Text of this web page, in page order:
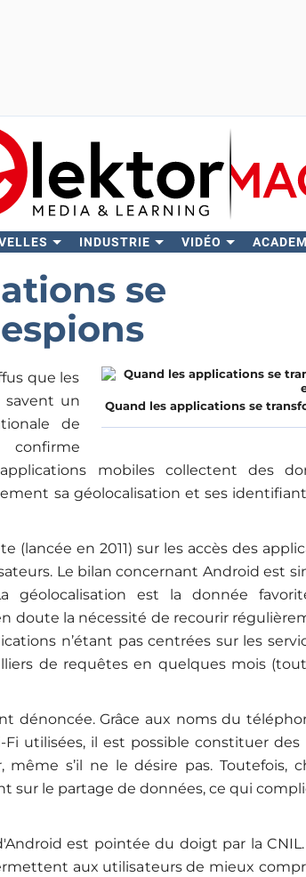
INDUSTRIE VIDÉO
se
Quand les applications se
que les
savent un
de
mobiles collectent des
sa géolocalisation et ses
(lancée en 2011) sur les accès des
Le bilan concernant Android est
géolocalisation est la donnée
doute la nécessité de recourir
n’étant pas centrées sur les
de requêtes en quelques mois
dénoncée. Grâce aux noms du
utilisées, il est possible constituer des
s’il ne le désire pas. Toutefois,
le partage de données, ce qui
est pointée du doigt par la CNIL.
aux utilisateurs de mieux